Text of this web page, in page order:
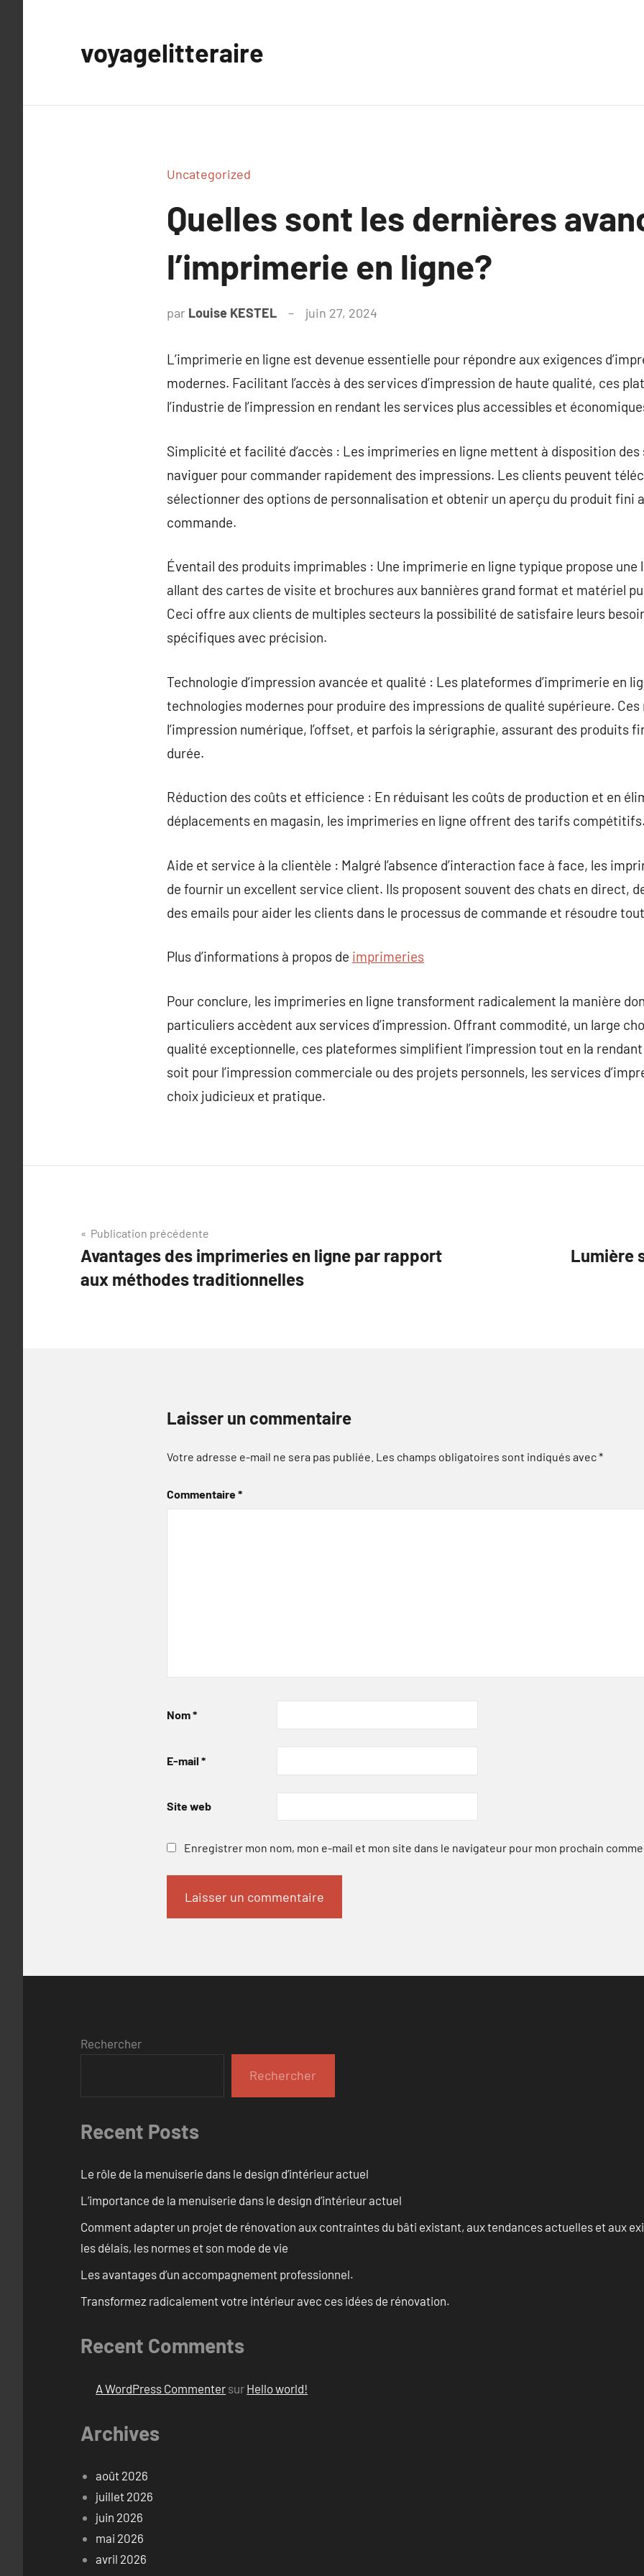
voyagelitteraire
Uncategorized
Quelles sont les dernières
l’imprimerie en ligne?
par Louise KESTEL juin 27, 2024
L’imprimerie en ligne est devenue essentielle pour répondre aux exigences
modernes. Facilitant l’accès à des services d’impression de haute qualité, ces
l’industrie de l’impression en rendant les services plus accessibles et
Simplicité et facilité d’accès : Les imprimeries en ligne mettent à disposition
naviguer pour commander rapidement des impressions. Les clients peuvent
sélectionner des options de personnalisation et obtenir un aperçu du produit fini
commande.
Éventail des produits imprimables : Une imprimerie en ligne typique propose une
allant des cartes de visite et brochures aux bannières grand format et matériel
Ceci offre aux clients de multiples secteurs la possibilité de satisfaire leurs
spécifiques avec précision.
Technologie d’impression avancée et qualité : Les plateformes d’imprimerie en
technologies modernes pour produire des impressions de qualité supérieure.
l’impression numérique, l’offset, et parfois la sérigraphie, assurant des produits
durée.
Réduction des coûts et efficience : En réduisant les coûts de production et en
déplacements en magasin, les imprimeries en ligne offrent des tarifs compétitifs.
Aide et service à la clientèle : Malgré l’absence d’interaction face à face, les
de fournir un excellent service client. Ils proposent souvent des chats en direct,
des emails pour aider les clients dans le processus de commande et résoudre
Plus d’informations à propos de imprimeries
Pour conclure, les imprimeries en ligne transforment radicalement la manière
particuliers accèdent aux services d’impression. Offrant commodité, un large
qualité exceptionnelle, ces plateformes simplifient l’impression tout en la
soit pour l’impression commerciale ou des projets personnels, les services
choix judicieux et pratique.
Navigation
de
l’article
Publication précédente
Avantages des imprimeries en ligne par rapport
aux méthodes traditionnelles
Lumière
Laisser un commentaire
Votre adresse e-mail ne sera pas publiée. Les champs obligatoires sont indiqués avec*
Commentaire*
Nom*
E-mail *
Site web
Enregistrer mon nom, mon e-mail et mon site dans le navigateur pour mon prochain
Rechercher
Rechercher
Recent Posts
Le rôle de la menuiserie dans le design d’intérieur actuel
L’importance de la menuiserie dans le design d’intérieur actuel
Comment adapter un projet de rénovation aux contraintes du bâti existant, aux tendances actuelles et aux
les délais, les normes et son mode de vie
Les avantages d’un accompagnement professionnel.
Transformez radicalement votre intérieur avec ces idées de rénovation.
Recent Comments
A WordPress Commenter sur Hello world!
Archives
août 2026
juillet 2026
juin 2026
mai 2026
avril 2026